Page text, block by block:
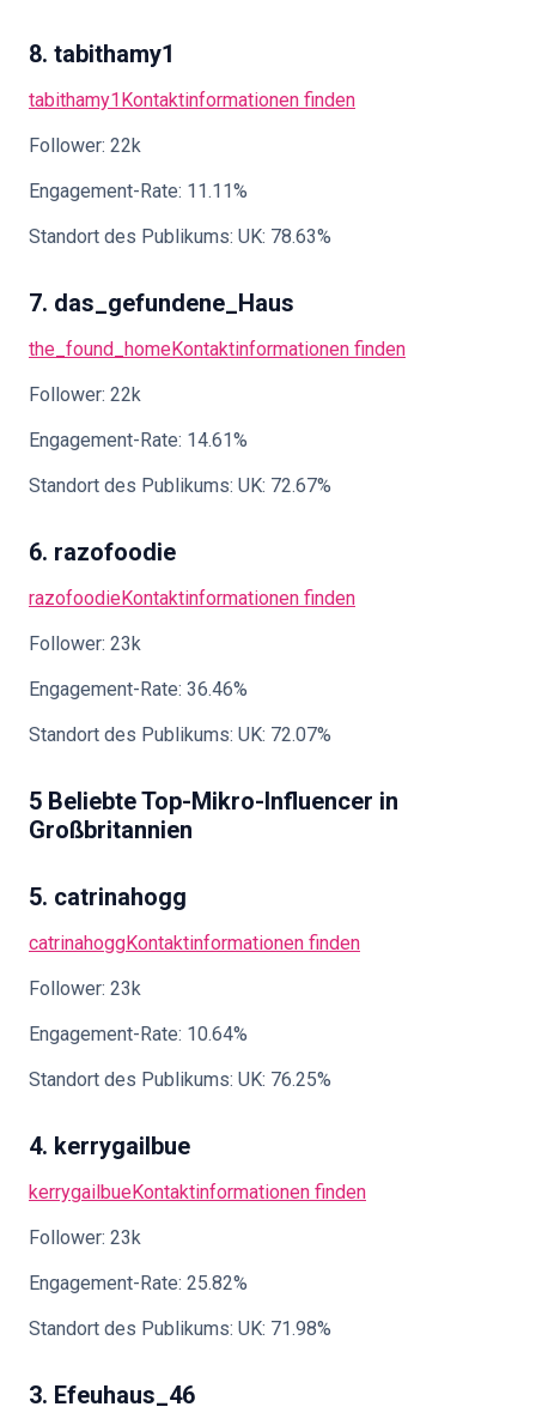
8. tabithamy1
tabithamy1Kontaktinformationen finden
Follower: 22k
Engagement-Rate: 11.11%
Standort des Publikums: UK: 78.63%
7. das_gefundene_Haus
the_found_homeKontaktinformationen finden
Follower: 22k
Engagement-Rate: 14.61%
Standort des Publikums: UK: 72.67%
6. razofoodie
razofoodieKontaktinformationen finden
Follower: 23k
Engagement-Rate: 36.46%
Standort des Publikums: UK: 72.07%
5 Beliebte Top-Mikro-Influencer in
Großbritannien
5. catrinahogg
catrinahoggKontaktinformationen finden
Follower: 23k
Engagement-Rate: 10.64%
Standort des Publikums: UK: 76.25%
4. kerrygailbue
kerrygailbueKontaktinformationen finden
Follower: 23k
Engagement-Rate: 25.82%
Standort des Publikums: UK: 71.98%
3. Efeuhaus_46